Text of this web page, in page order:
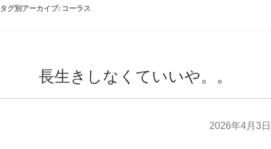
タグ別アーカイブ: コーラス
長生きしなくていいや。。
2026年4月3日